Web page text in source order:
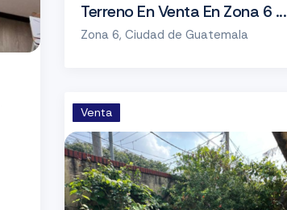
Terreno En Venta En Zona 6 ...
Zona 6, Ciudad de Guatemala
Venta